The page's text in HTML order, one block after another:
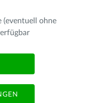
(eventuell ohne